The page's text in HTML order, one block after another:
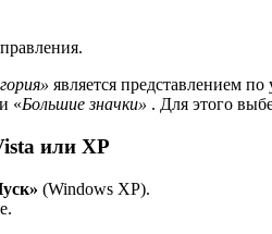
является представлением
«Большие значки» . Для этого
или XP
(Windows XP).